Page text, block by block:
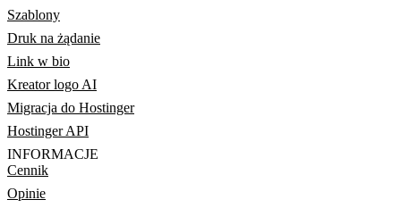
Szablony
Druk na żądanie
Link w bio
Kreator logo AI
Migracja do Hostinger
Hostinger API
INFORMACJE
Cennik
Opinie